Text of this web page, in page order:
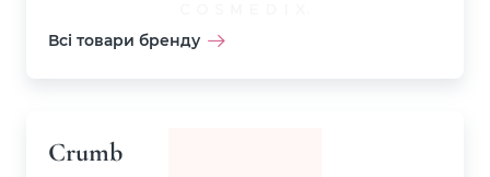
Всі товари бренду
Crumb